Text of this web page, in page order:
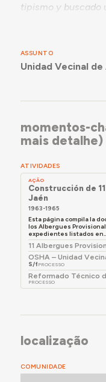
tipismo y buscado
La cimentación se
aligeradas en los
ladrillo macizo en
celular. Los once
espacio vacío
espacio estaba
ASSUNTO
Unidad Vecinal
momentos-
mais detalhe)
ATIVIDADES
AÇÃO
Construcción de
Jaén
1963-1965
Esta página compila la
los Albergues
expedientes listados en...
11 Albergues
OSHA – Unidad
S/fPROCESSO
Reformado Técnico
PROCESSO
localização
COMUNIDADE